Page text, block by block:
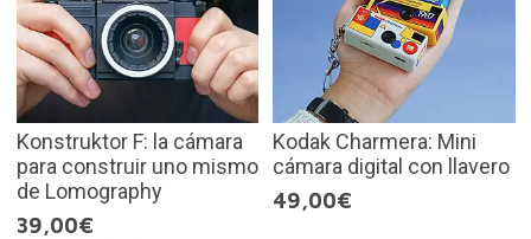
Konstruktor F: la cámara
para construir uno mismo
de Lomography
39,00€
Kodak Charmera: Mini
cámara digital con llavero
49,00€